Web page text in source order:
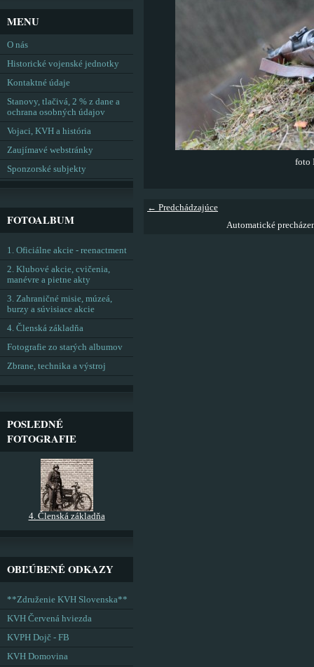
foto
← Predchádzajúce
Automatické
MENU
O nás
Historické vojenské jednotky
Kontaktné údaje
Stanovy, tlačivá, 2 % z dane a
ochrana osobných údajov
Vojaci, KVH a história
Zaujímavé webstránky
Sponzorské subjekty
FOTOALBUM
1. Oficiálne akcie - reenactment
2. Klubové akcie, cvičenia,
manévre a pietne akty
3. Zahraničné misie, múzeá,
burzy a súvisiace akcie
4. Členská základňa
Fotografie zo starých albumov
Zbrane, technika a výstroj
POSLEDNÉ
FOTOGRAFIE
4. Členská základňa
OBĽÚBENÉ ODKAZY
**Združenie KVH Slovenska**
KVH Červená hviezda
KVPH Dojč - FB
KVH Domovina